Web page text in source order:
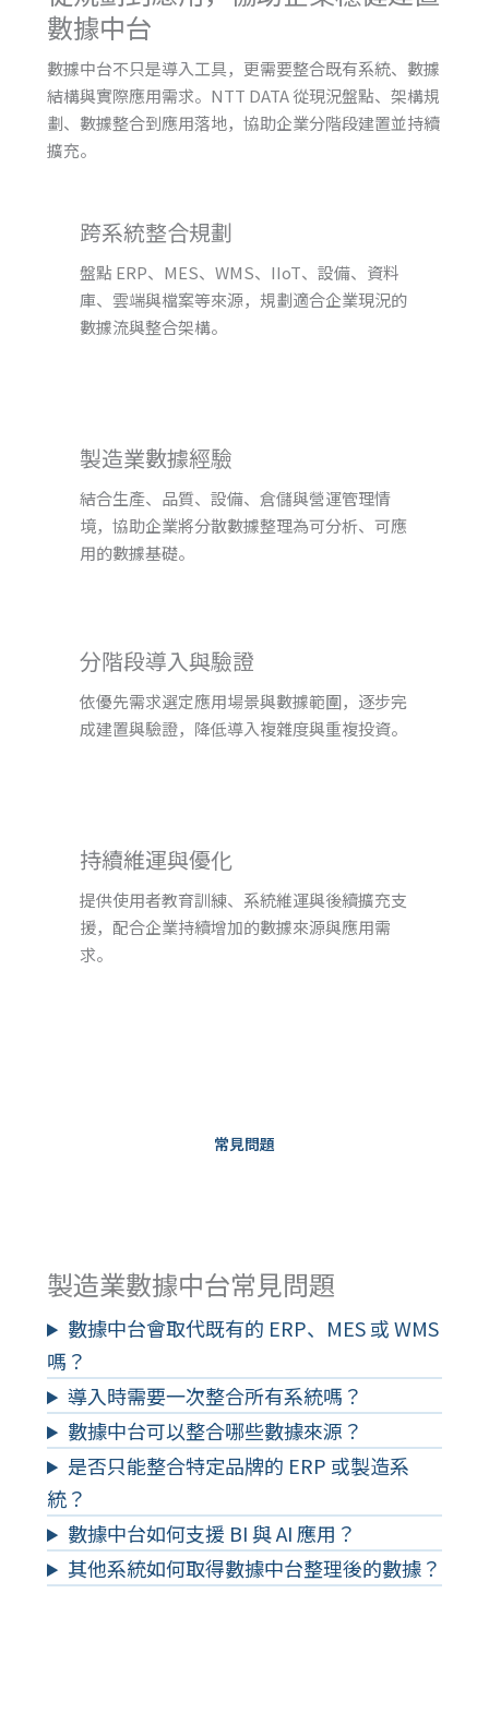
數據中台
數據中台不只是導入工具，更需要整合既有系統、數據
結構與實際應用需求。NTT DATA 從現況盤點、架構規
劃、數據整合到應用落地，協助企業分階段建置並持續
擴充。
跨系統整合規劃
盤點 ERP、MES、WMS、IIoT、設備、資料
庫、雲端與檔案等來源，規劃適合企業現況的
數據流與整合架構。
製造業數據經驗
結合生產、品質、設備、倉儲與營運管理情
境，協助企業將分散數據整理為可分析、可應
用的數據基礎。
分階段導入與驗證
依優先需求選定應用場景與數據範圍，逐步完
成建置與驗證，降低導入複雜度與重複投資。
持續維運與優化
提供使用者教育訓練、系統維運與後續擴充支
援，配合企業持續增加的數據來源與應用需
求。
常見問題
製造業數據中台常見問題
數據中台會取代既有的 ERP、MES 或 WMS
嗎？
導入時需要一次整合所有系統嗎？
數據中台可以整合哪些數據來源？
是否只能整合特定品牌的 ERP 或製造系
統？
數據中台如何支援 BI 與 AI 應用？
其他系統如何取得數據中台整理後的數據？